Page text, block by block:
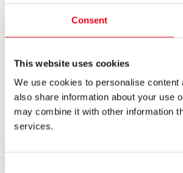
Consent
This website uses cookies
We use cookies to personalise
also share information about your use
may combine it with other information
services.
SIBA on LinkedIn
SIBA on XING
SIBA on Facebook
SIBA on Youtube
Cookies
Kontakt
Impressum
Datenschutz
Copyright © 2026 SIBA GmbH